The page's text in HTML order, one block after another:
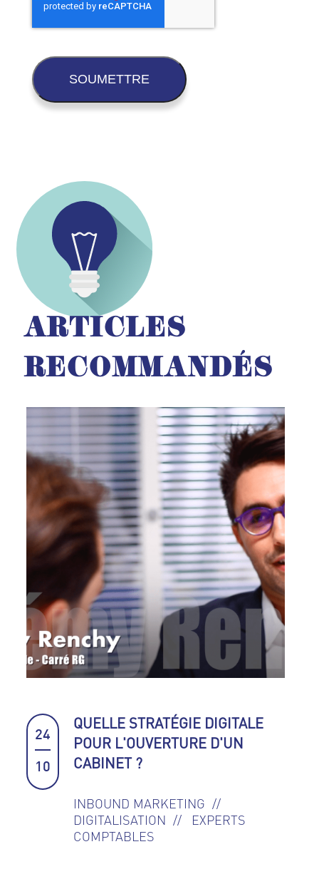
ARTICLES
RECOMMANDÉS
24
10
QUELLE STRATÉGIE DIGITALE
POUR L'OUVERTURE D'UN
CABINET ?
INBOUND MARKETING
DIGITALISATION
EXPERTS
COMPTABLES